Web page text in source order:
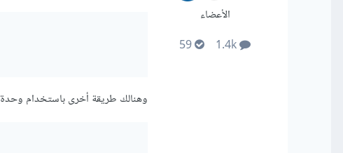
الأعضاء
وهنالك طريقة أخرى باستخدام وحدة numpy والتي ستُرجع قائمة بدون تعديلات (بدون حذف الفراغات الزائدة):